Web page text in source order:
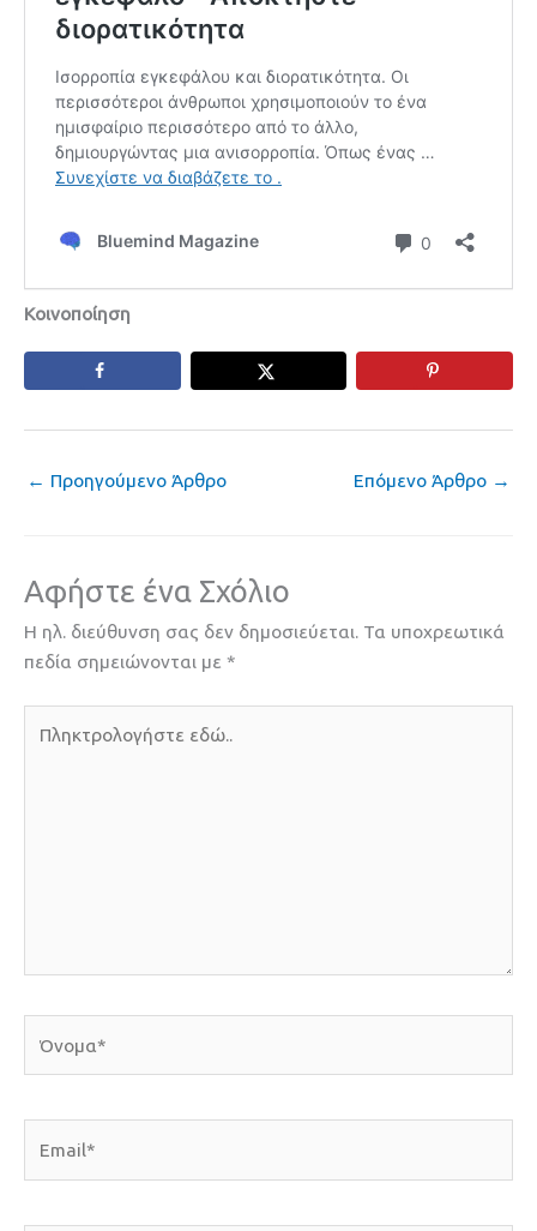
Κοινοποίηση
← Προηγούμενο Άρθρο Επόμενο Άρθρο →
Αφήστε ένα Σχόλιο
Η ηλ. διεύθυνση σας δεν δημοσιεύεται. Τα υποχρεωτικά
πεδία σημειώνονται με *